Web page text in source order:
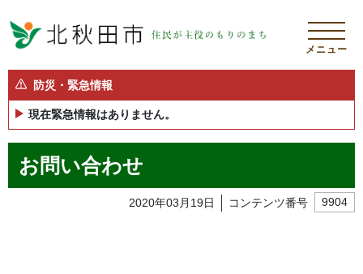
メニュー
防災・緊急情報
現在緊急情報はありません。
お問い合わせ
2020年03月19日 コンテンツ番号 9904